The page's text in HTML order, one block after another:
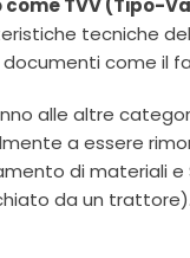
tecniche
come il
alle altre
a essere
di materiali e
da un trattore).